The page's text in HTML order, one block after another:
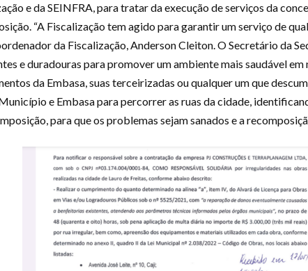
e da SEINFRA, para tratar da execução de serviços da
“A Fiscalização tem agido para garantir um serviço de
da Fiscalização, Anderson Cleiton. O Secretário da
e duradouras para promover um ambiente mais saudável
da Embasa, suas terceirizadas ou qualquer um que
e Embasa para percorrer as ruas da cidade,
para que os problemas sejam sanados e a